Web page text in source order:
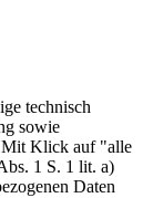
technisch
sowie
Mit Klick auf "alle
1 S. 1 lit. a)
Daten